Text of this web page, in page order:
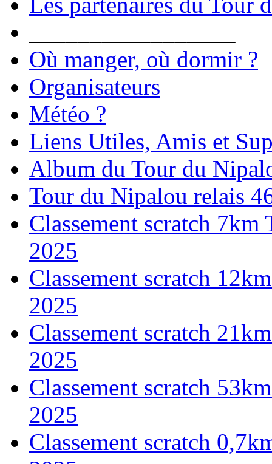
Où manger, où dormir ?
Organisateurs
Météo ?
Liens Utiles, Amis et
Album du Tour du
Tour du Nipalou relais
Classement scratch
2025
Classement scratch
2025
Classement scratch
2025
Classement scratch
2025
Classement scratch